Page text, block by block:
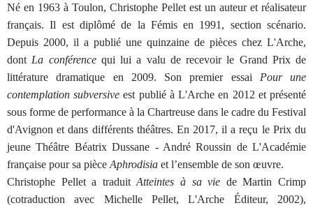
Né en 1963 à Toulon, Christophe Pellet est un auteur et réalisateur
français. Il est diplômé de la Fémis en 1991, section scénario.
Depuis 2000, il a publié une quinzaine de pièces chez L'Arche,
dont La conférencequi lui a valu de recevoir le Grand Prix de
littérature dramatique en 2009. Son premier essai Pour une
contemplation subversive est publié à L'Arche en 2012 et présenté
sous forme de performance à la Chartreuse dans le cadre du Festival
d'Avignon et dans différents théâtres. En 2017, il a reçu le Prix du
jeune Théâtre Béatrix Dussane - André Roussin de L'Académie
française pour sa pièce Aphrodisia et l’ensemble de son œuvre.
Christophe Pellet a traduitAtteintes à sa vie de Martin Crimp
(cotraduction avec Michelle Pellet, L'Arche Éditeur, 2002),